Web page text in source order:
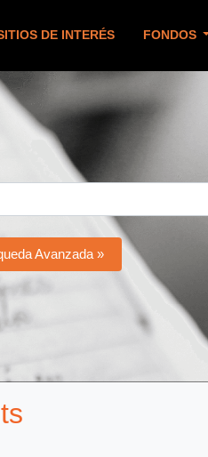
DE INTERÉS FONDOS
Avanzada »